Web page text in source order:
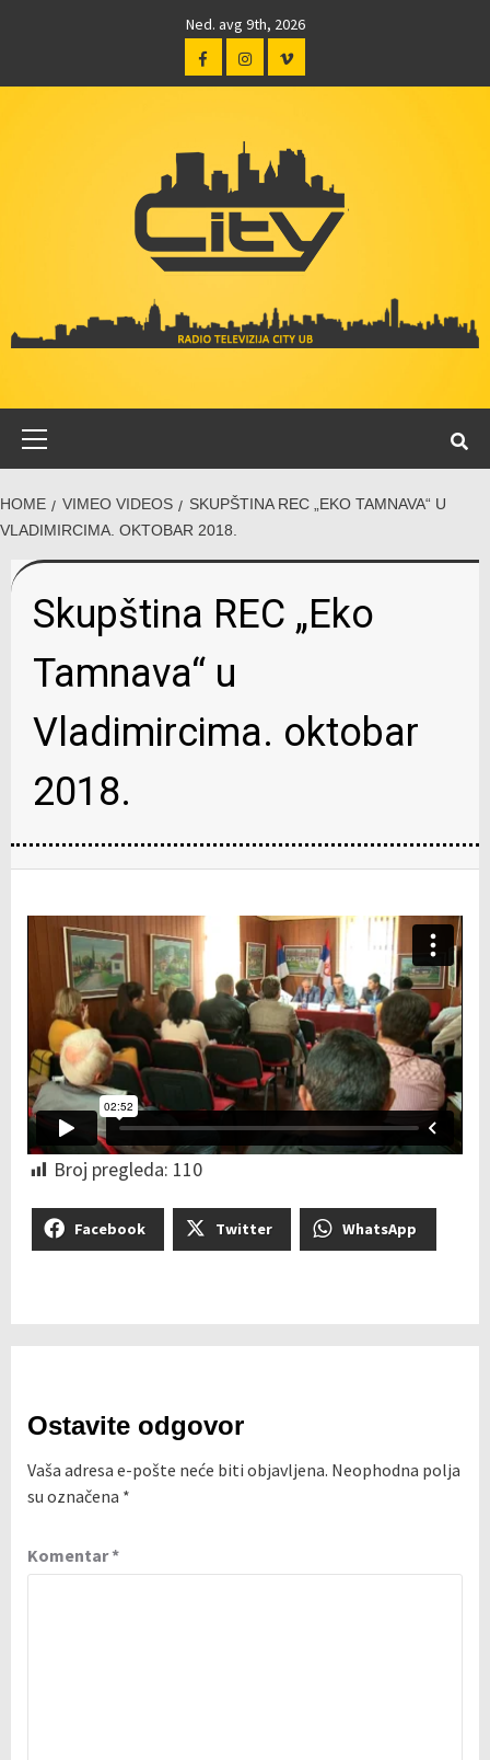
Ned. avg 9th, 2026
HOME VIMEO VIDEOS
SKUPŠTINA REC „EKO TAMNAVA“ U
VLADIMIRCIMA. OKTOBAR 2018.
Skupština REC „Eko
Tamnava“ u
Vladimircima. oktobar
2018.
Broj pregleda: 110
Facebook Twitter WhatsApp
Ostavite odgovor
Vaša adresa e-pošte neće biti objavljena. Neophodna polja
su označena *
Komentar*